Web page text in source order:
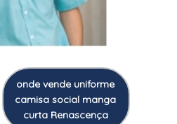
onde vende uniforme
camisa social manga
curta Renascença